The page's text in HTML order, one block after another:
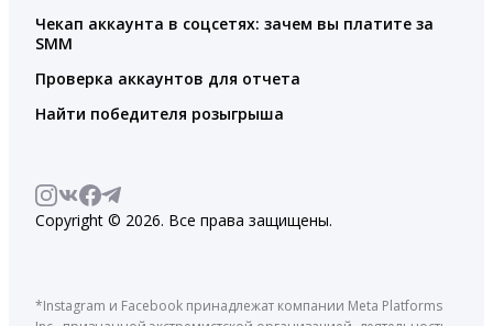
Чекап аккаунта в соцсетях: зачем вы платите за
SMM
Проверка аккаунтов для отчета
Найти победителя розыгрыша
Copyright © 2026. Все права защищены.
*Instagram и Facebook принадлежат компании Meta Platforms